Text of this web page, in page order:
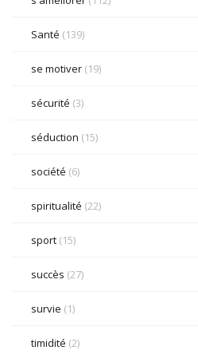
Santé (139)
se motiver (19)
sécurité (3)
séduction (15)
société (6)
spiritualité (22)
sport (15)
succès (27)
survie (1)
timidité (2)